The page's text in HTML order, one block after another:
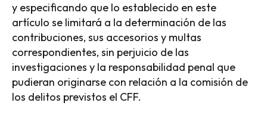
y especificando que lo establecido en este
artículo se limitará a la determinación de las
contribuciones, sus accesorios y multas
correspondientes, sin perjuicio de las
investigaciones y la responsabilidad penal que
pudieran originarse con relación a la comisión de
los delitos previstos el CFF.